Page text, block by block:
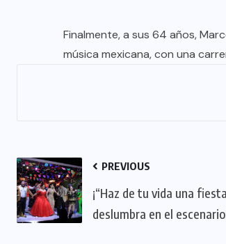
Finalmente, a sus 64 años,
música mexicana, con una
PREVIOUS
¡“Haz de tu vida una
deslumbra en el